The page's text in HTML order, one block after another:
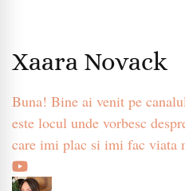
Xaara Novack
Buna! Bine ai venit pe
este locul unde vorbesc
care imi plac si imi fac viata